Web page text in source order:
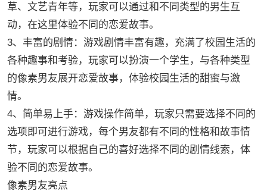
草、文艺青年等，玩家可以通过和不同类型的男生互
动，在这里体验不同的恋爱故事。
3、丰富的剧情：游戏剧情丰富有趣，充满了校园生活的
各种趣事和考验，玩家可以扮演一个学生，与各种类型
的像素男友展开恋爱故事，体验校园生活的甜蜜与激
情。
4、简单易上手：游戏操作简单，玩家只需要选择不同的
选项即可进行游戏，每个男友都有不同的性格和故事情
节，玩家可以根据自己的喜好选择不同的剧情线索，体
验不同的恋爱故事。
像素男友亮点